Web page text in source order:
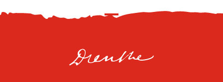
S
o